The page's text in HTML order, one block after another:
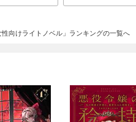
性向けライトノベル」ランキングの一覧へ